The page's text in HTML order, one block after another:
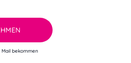
bekommen